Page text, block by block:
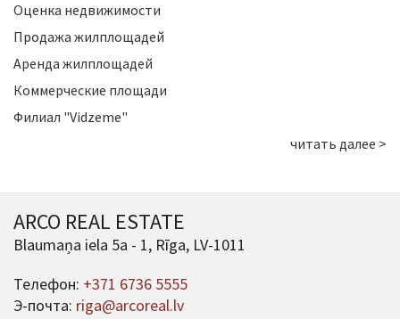
Оценка недвижимости
Продажа жилплощадей
Аренда жилплощадей
Коммерческие площади
Филиал "Vidzeme"
читать далее >
ARCO REAL ESTATE
Blaumaņa iela 5a - 1, Rīga, LV-1011
Телефон: +371 6736 5555
Э-почта: riga@arcoreal.lv